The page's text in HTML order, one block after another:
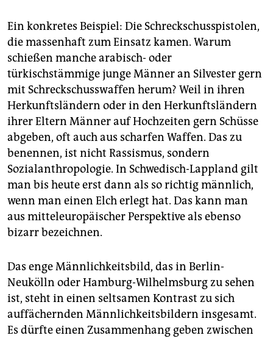
Ein konkretes Beispiel: Die Schreckschusspistolen,
die massenhaft zum Einsatz kamen. Warum
schießen manche arabisch- oder
türkischstämmige junge Männer an Silvester gern
mit Schreckschusswaffen herum? Weil in ihren
Herkunftsländern oder in den Herkunftsländern
ihrer Eltern Männer auf Hochzeiten gern Schüsse
abgeben, oft auch aus scharfen Waffen. Das zu
benennen, ist nicht Rassismus, sondern
Sozialanthropologie. In Schwedisch-Lappland gilt
man bis heute erst dann als so richtig männlich,
wenn man einen Elch erlegt hat. Das kann man
aus mitteleuropäischer Perspektive als ebenso
bizarr bezeichnen.
Das enge Männlichkeitsbild, das in Berlin-
Neukölln oder Hamburg-Wilhelmsburg zu sehen
ist, steht in einen seltsamen Kontrast zu sich
auffächernden Männlichkeitsbildern insgesamt.
Es dürfte einen Zusammenhang geben zwischen